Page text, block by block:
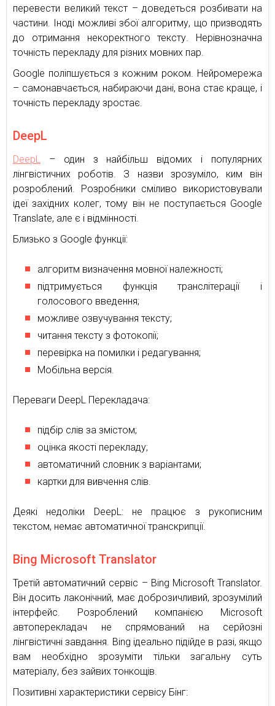
перевести великий текст – доведеться розбивати на
частини. Іноді можливі збої алгоритму, що призводять
до отримання некоректного тексту. Нерівнозначна
точність перекладу для різних мовних пар.
Google поліпшується з кожним роком. Нейромережа
– самонавчається, набираючи дані, вона стає краще, і
точність перекладу зростає.
DeepL
DeepL
– один з найбільш відомих і популярних
лінгвістичних роботів. З назви зрозуміло, ким він
розроблений. Розробники сміливо використовували
ідеї західних колег, тому він не поступається Google
Translate, але є і відмінності.
Близько з Google функції:
алгоритм визначення мовної належності;
підтримується функція транслітерації і
голосового введення;
можливе озвучування тексту;
читання тексту з фотокопії;
перевірка на помилки і редагування;
Мобільна версія.
Переваги DeepL Перекладача:
підбір слів за змістом;
оцінка якості перекладу;
автоматичний словник з варіантами;
картки для вивчення слів.
Деякі недоліки DeepL: не працює з рукописним
текстом, немає автоматичної транскрипції.
Bing Microsoft Translator
Третій автоматичний сервіс – Bing Microsoft Translator.
Він досить лаконічний, має доброзичливий, зрозумілий
інтерфейс. Розроблений компанією Microsoft
автоперекладач не спрямований на серйозні
лінгвістичні завдання. Bing ідеально підійде в разі, якщо
вам необхідно зрозуміти тільки загальну суть
матеріалу, без зайвих тонкощів.
Позитивні характеристики сервісу Бінг: